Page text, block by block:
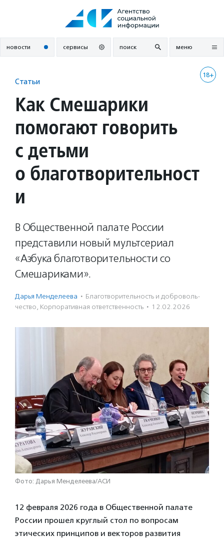
новости сервисы поиск меню
18+
Статьи
Как Смешарики
помогают говорить
с детьми
о благотворительност
и
В Общественной палате России
представили новый мультсериал
«Азбука благотворительности со
Смешариками».
Дарья Менделеева · Благотвори­тель­ность и доброволь­
чест­во, Корпоративная ответственность · 12.02.2026
Фото: Дарья Менделеева/АСИ
12 февраля 2026 года в Общественной палате
России прошел круглый стол по вопросам
этических принципов и векторов развития